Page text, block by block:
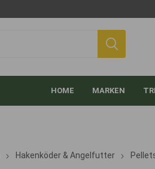
HOME MARKEN
Hakenköder & Angelfutter